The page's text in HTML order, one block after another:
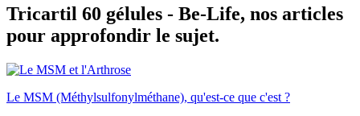
Tricartil 60 gélules - Be-Life, nos articles
pour approfondir le sujet.
Le MSM (Méthylsulfonylméthane), qu'est-ce que c'est ?